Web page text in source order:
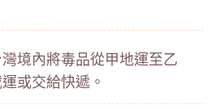
境內將毒品從甲地運至乙
或交給快遞。